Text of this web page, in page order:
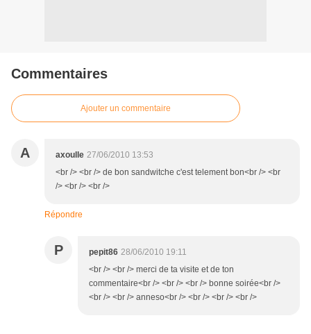
Commentaires
Ajouter un commentaire
A axoulle 27/06/2010 13:53
<br /> <br /> de bon sandwitche c'est telement bon<br /> <br
/> <br /> <br />
Répondre
P pepit86 28/06/2010 19:11
<br /> <br /> merci de ta visite et de ton
commentaire<br /> <br /> <br /> bonne soirée<br />
<br /> <br /> anneso<br /> <br /> <br /> <br />